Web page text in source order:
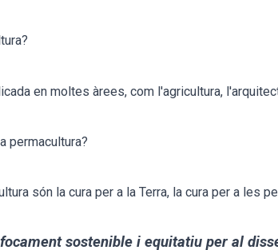
en moltes àrees, com l'agricultura,
permacultura?
són la cura per a la Terra, la cura per a les
sostenible i equitatiu per al